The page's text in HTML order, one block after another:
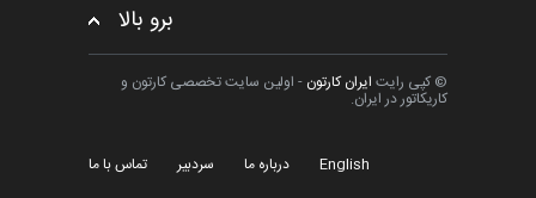
برو بالا
© کپی رایت ایران کارتون - اولین سایت تخصصی کارتون و
کاریکاتور در ایران.
English درباره ما سردبیر تماس با ما